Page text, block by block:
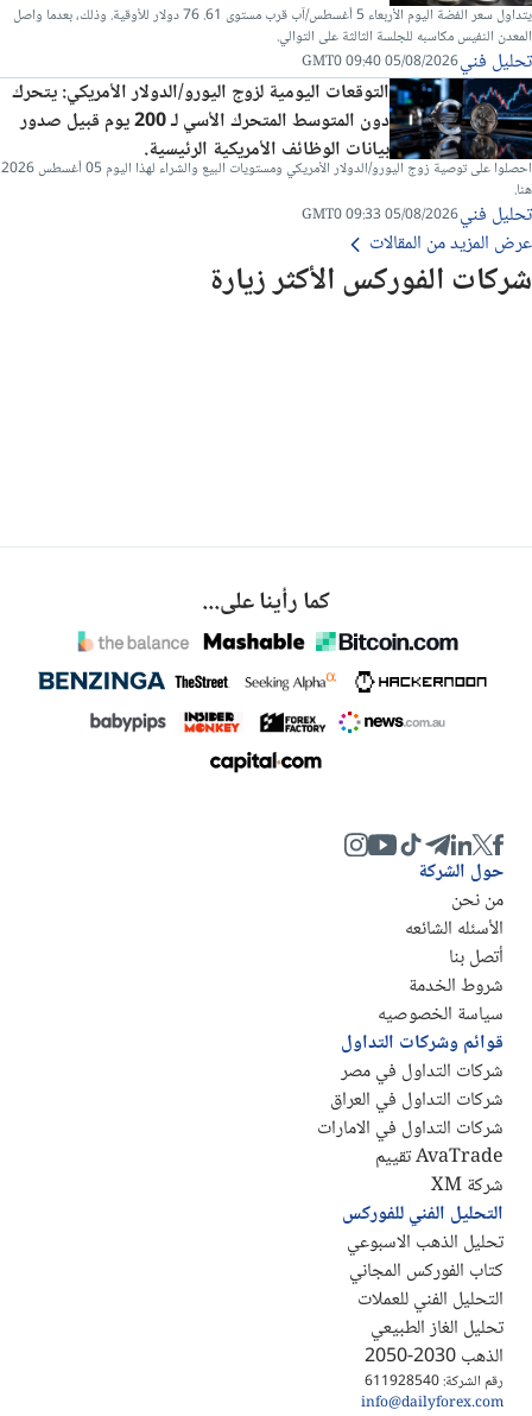
شركات الفوركس الأكثر زيارة
يتداول سعر الفضة اليوم الأربعاء 5 أغسطس/آب قرب مستوى 61. 76 دولار للأوقية. وذلك، بعدما واصل
المعدن النفيس مكاسبه للجلسة الثالثة على التوالي.
تحليل فني05/08/2026 09:40 GMT0
التوقعات اليومية لزوج اليورو/الدولار الأمريكي: يتحرك
دون المتوسط المتحرك الأسي لـ 200 يوم قبيل صدور
بيانات الوظائف الأمريكية الرئيسية.
احصلوا على توصية زوج اليورو/الدولار الأمريكي ومستويات البيع والشراء لهذا اليوم 05 أغسطس 2026
هنا.
تحليل فني05/08/2026 09:33 GMT0
عرض المزيد من المقالات
كما رأينا على...
رقم الشركة: 611928540
info@dailyforex.com
حول الشركة
من نحن
الأسئله الشائعه
أتصل بنا
شروط الخدمة
سياسة الخصوصيه
قوائم وشركات التداول
شركات التداول في مصر
شركات التداول في العراق
شركات التداول في الامارات
AvaTrade تقييم
شركة XM
التحليل الفني للفوركس
تحليل الذهب الاسبوعي
كتاب الفوركس المجاني
التحليل الفني للعملات
تحليل الغاز الطبيعي
الذهب 2030-2050